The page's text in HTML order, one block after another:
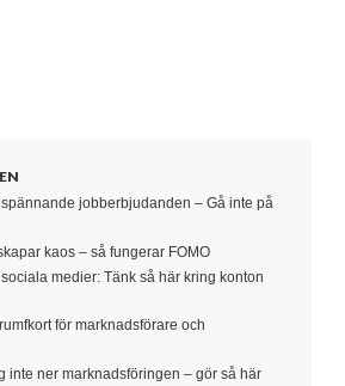
jobberbjudanden – Gå inte på
kaos – så fungerar FOMO
medier: Tänk så här kring konton
för marknadsförare och
inte ner marknadsföringen – gör så här